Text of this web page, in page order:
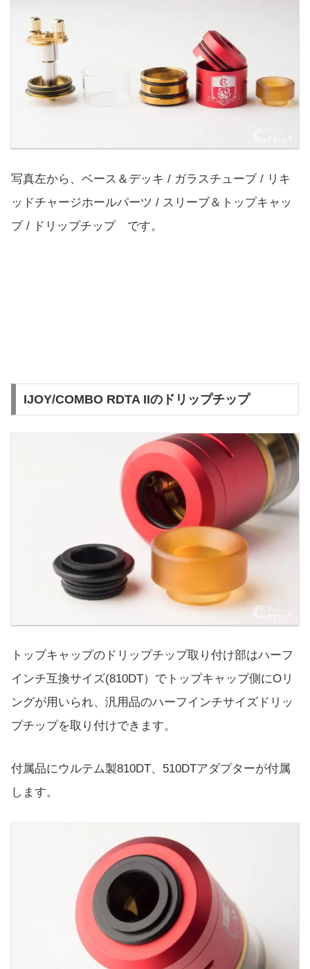
写真左から、ベース＆デッキ / ガラスチューブ / リキ
ッドチャージホールパーツ / スリーブ＆トップキャッ
プ / ドリップチップ です。
IJOY/COMBO RDTA IIのドリップチップ
トップキャップのドリップチップ取り付け部はハーフ
インチ互換サイズ(810DT）でトップキャップ側にOリ
ングが用いられ、汎用品のハーフインチサイズドリッ
プチップを取り付けできます。
付属品にウルテム製810DT、510DTアダプターが付属
します。